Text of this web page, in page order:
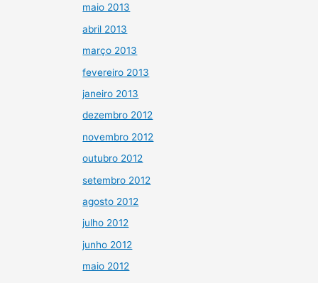
maio 2013
abril 2013
março 2013
fevereiro 2013
janeiro 2013
dezembro 2012
novembro 2012
outubro 2012
setembro 2012
agosto 2012
julho 2012
junho 2012
maio 2012